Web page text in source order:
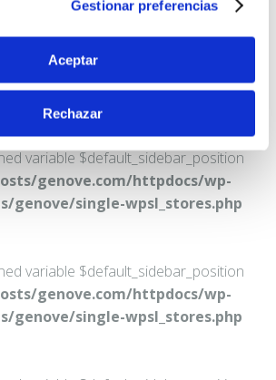
Gestionar preferencias
Aceptar
Rechazar
variable $default_sidebar_position
genove.com/httpdocs/wp-
genove/single-wpsl_stores.php
variable $default_sidebar_position
genove.com/httpdocs/wp-
genove/single-wpsl_stores.php